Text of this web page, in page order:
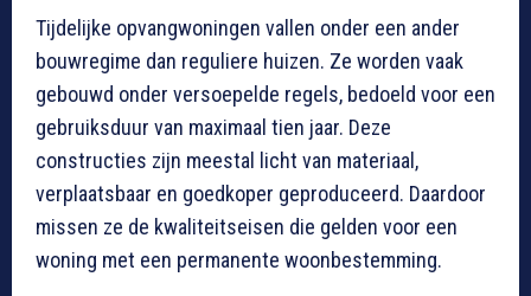
Tijdelijke opvangwoningen vallen onder een ander
bouwregime dan reguliere huizen. Ze worden vaak
gebouwd onder versoepelde regels, bedoeld voor een
gebruiksduur van maximaal tien jaar. Deze
constructies zijn meestal licht van materiaal,
verplaatsbaar en goedkoper geproduceerd. Daardoor
missen ze de kwaliteitseisen die gelden voor een
woning met een permanente woonbestemming.